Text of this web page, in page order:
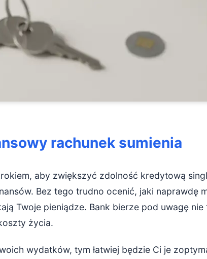
rachunek sumienia
aby zwiększyć zdolność kredytową
Bez tego trudno ocenić, jaki naprawdę
Twoje pieniądze. Bank bierze pod uwagę
życia.
wydatków, tym łatwiej będzie Ci je